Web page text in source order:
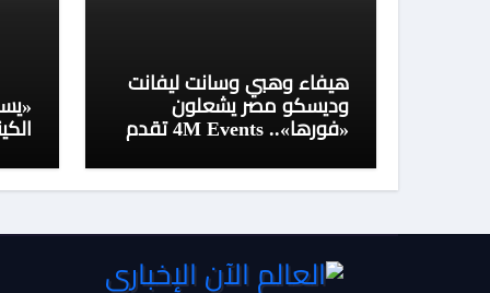
هيفاء وهبي وسانت ليفانت
وديسكو مصر يشعلون
«فورها».. 4M Events تقدم
موسم جدة